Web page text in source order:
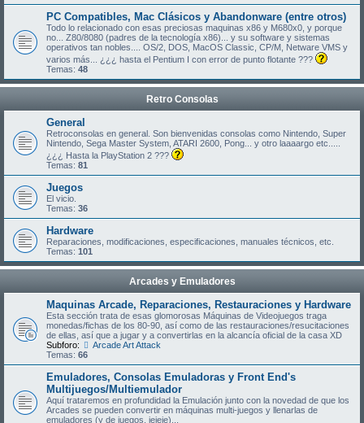
PC Compatibles, Mac Clásicos y Abandonware (entre otros)
Todo lo relacionado con esas preciosas maquinas x86 y M680x0, y porque
no... Z80/8080 (padres de la tecnología x86)... y su software y sistemas
operativos tan nobles.... OS/2, DOS, MacOS Classic, CP/M, Netware VMS y
varios más... ¿¿¿ hasta el Pentium I con error de punto flotante ???
Temas: 48
Retro Consolas
General
Retroconsolas en general. Son bienvenidas consolas como Nintendo, Super
Nintendo, Sega Master System, ATARI 2600, Pong... y otro laaaargo etc.....
¿¿¿ Hasta la PlayStation 2 ???
Temas: 81
Juegos
El vicio.
Temas: 36
Hardware
Reparaciones, modificaciones, especificaciones, manuales técnicos, etc.
Temas: 101
Arcades y Emuladores
Maquinas Arcade, Reparaciones, Restauraciones y Hardware
Esta sección trata de esas glomorosas Máquinas de Videojuegos traga
monedas/fichas de los 80-90, así como de las restauraciones/resucitaciones
de ellas, así que a jugar y a convertirlas en la alcancía oficial de la casa XD
Subforo:
Arcade Art Attack
Temas: 66
Emuladores, Consolas Emuladoras y Front End's
Multijuegos/Multiemulador
Aquí trataremos en profundidad la Emulación junto con la novedad de que los
Arcades se pueden convertir en máquinas multi-juegos y llenarlas de
emuladores (y de juegos, jejeje)...